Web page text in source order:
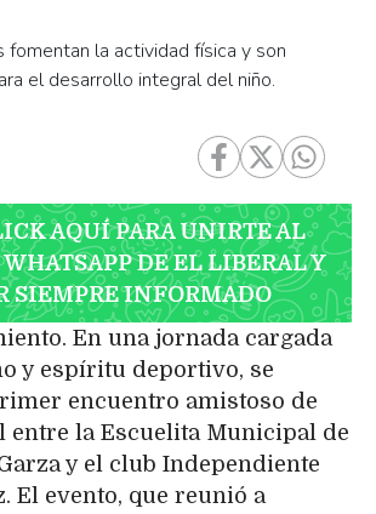
fomentan la actividad física y son
el desarrollo integral del niño.
AQUÍ PARA UNIRTE AL
DE EL LIBERAL Y
SIEMPRE INFORMADO
En una jornada cargada
y espíritu deportivo, se
encuentro amistoso de
la Escuelita Municipal de
y el club Independiente
El evento, que reunió a